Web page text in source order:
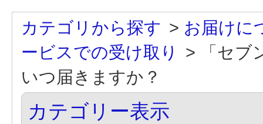
カテゴリから探す > お届けに
ービスでの受け取り
>
「セ
いつ届きますか？
カテゴリー表示